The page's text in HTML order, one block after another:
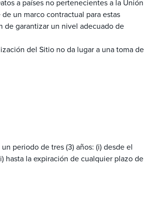
a países no pertenecientes a la Unión
un marco contractual para estas
de garantizar un nivel adecuado de
del Sitio no da lugar a una toma de
periodo de tres (3) años: (i) desde el
hasta la expiración de cualquier plazo de